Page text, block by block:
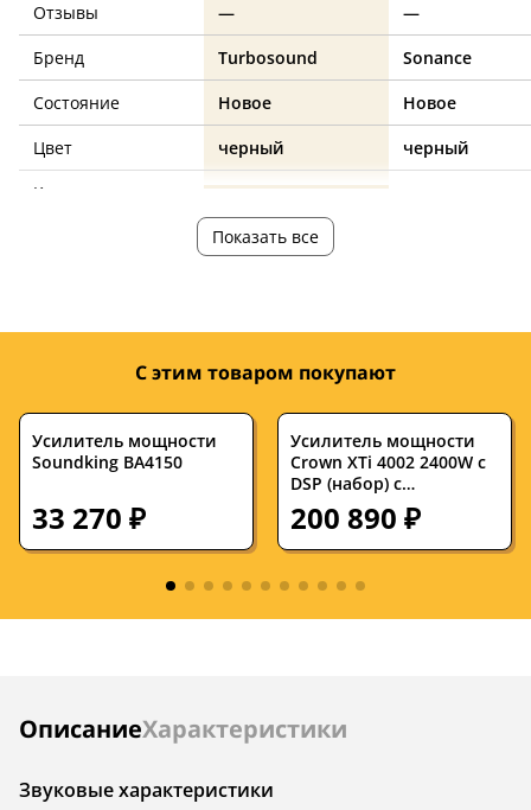
Отзывы
—
—
Бренд
Turbosound
Sonance
Состояние
Новое
Новое
Цвет
черный
черный
Корпус
—
Показать все
С этим товаром покупают
Усилитель мощности
Soundking BA4150
33 270 ₽
Усилитель мощности
Crown XTi 4002 2400W с
DSP (набор) с
эквалайзером dbx 231S
и рэковым кейсом
200 890 ₽
ОписаниеХарактеристики
Инструкции
Звуковые характеристики